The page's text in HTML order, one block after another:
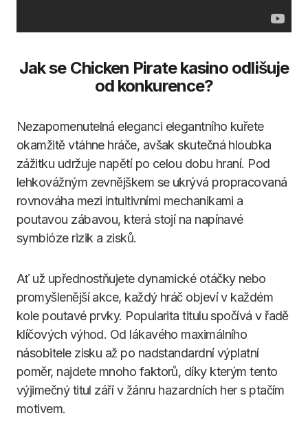
Jak se Chicken Pirate kasino odlišuje
od konkurence?
Nezapomenutelná eleganci elegantního kuřete
okamžitě vtáhne hráče, avšak skutečná hloubka
zážitku udržuje napětí po celou dobu hraní. Pod
lehkovážným zevnějškem se ukrývá propracovaná
rovnováha mezi intuitivními mechanikami a
poutavou zábavou, která stojí na napínavé
symbióze rizik a zisků.
Ať už upřednostňujete dynamické otáčky nebo
promyšlenější akce, každý hráč objeví v každém
kole poutavé prvky. Popularita titulu spočívá v řadě
klíčových výhod. Od lákavého maximálního
násobitele zisku až po nadstandardní výplatní
poměr, najdete mnoho faktorů, díky kterým tento
výjimečný titul září v žánru hazardních her s ptačím
motivem.